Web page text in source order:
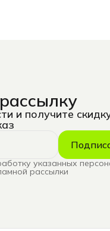
и получите
указанных
рассылки